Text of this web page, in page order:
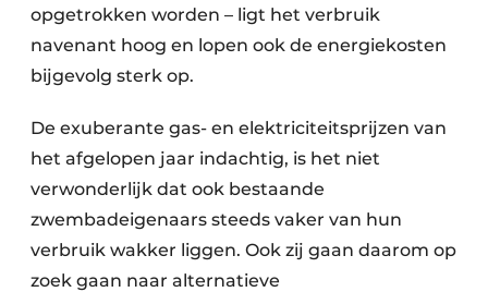
opgetrokken worden – ligt het verbruik
navenant hoog en lopen ook de energiekosten
bijgevolg sterk op.
De exuberante gas- en elektriciteitsprijzen van
het afgelopen jaar indachtig, is het niet
verwonderlijk dat ook bestaande
zwembadeigenaars steeds vaker van hun
verbruik wakker liggen. Ook zij gaan daarom op
zoek gaan naar alternatieve